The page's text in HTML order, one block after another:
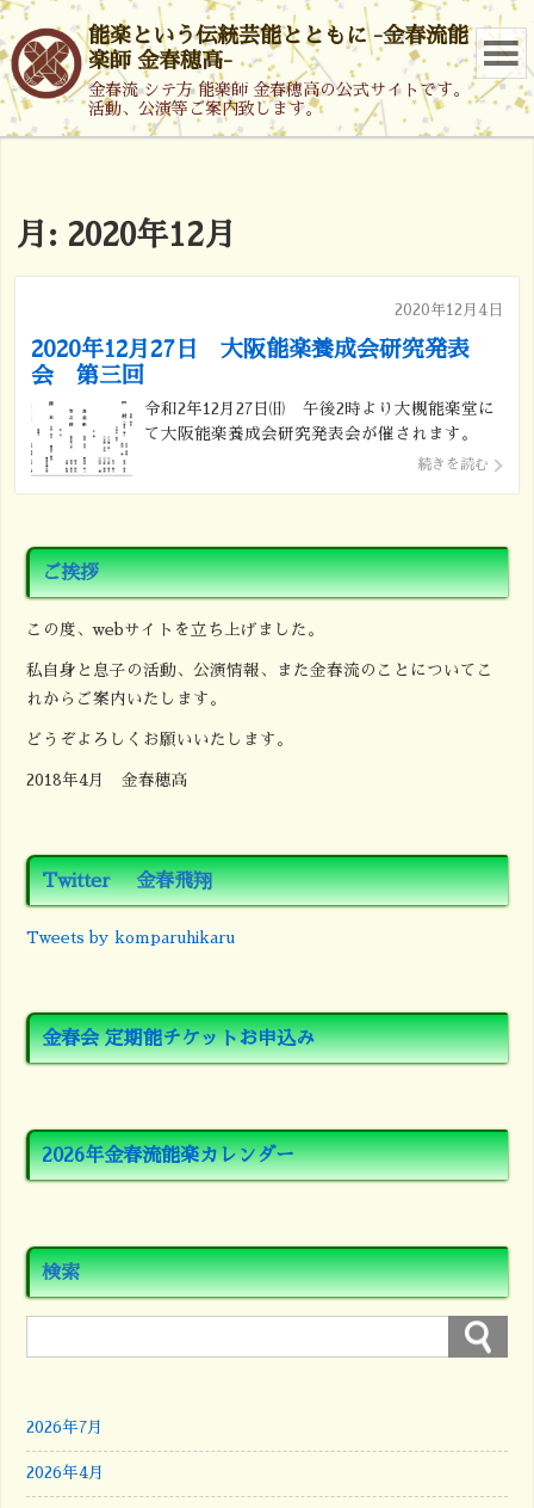
能楽という伝統芸能とともに -金春流能
楽師 金春穂高-
金春流 シテ方 能楽師 金春穂高の公式サイトです。
活動、公演等ご案内致します。
月: 2020年12月
2020年12月4日
2020年12月27日 大阪能楽養成会研究発表
会 第三回
令和2年12月27日㈰ 午後2時より大槻能楽堂に
て大阪能楽養成会研究発表会が催されます。
金春流 舞囃子 「鞍馬天狗」を金春嘉織が務
続きを読む
ご挨拶
この度、webサイトを立ち上げました。
私自身と息子の活動、公演情報、また金春流のことについてこ
れからご案内いたします。
どうぞよろしくお願いいたします。
2018年4月 金春穂高
Twitter 金春飛翔
Tweets by komparuhikaru
金春会 定期能チケットお申込み
2026年金春流能楽カレンダー
検索
2026年7月
2026年4月